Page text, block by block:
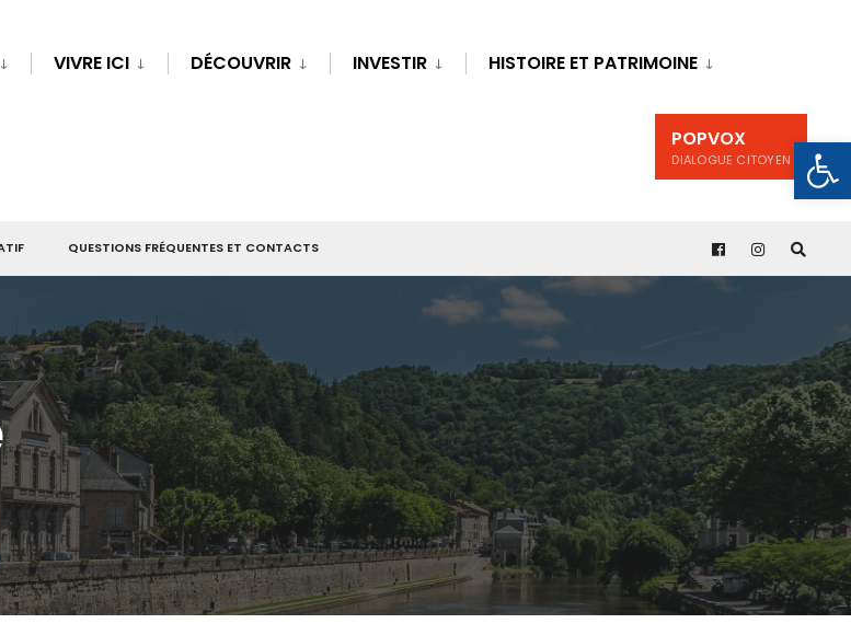
VIVRE ICI DÉCOUVRIR INVESTIR HISTOIRE ET PATRIMOINE
POPVOX
DIALOGUE CITOYEN
QUESTIONS FRÉQUENTES ET CONTACTS